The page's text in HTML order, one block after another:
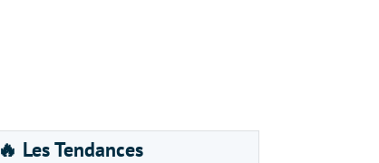
🔥 Les Tendances